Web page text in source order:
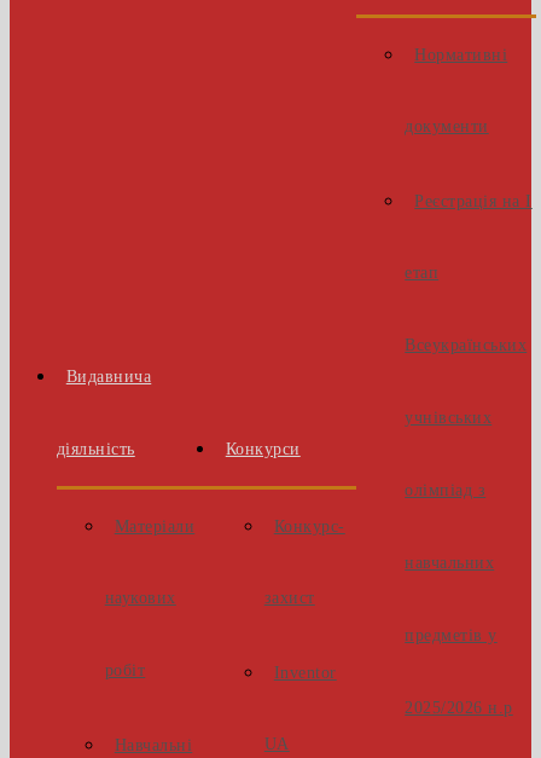
Видавнича
діяльність
Матеріали
наукових
робіт
Навчальні
Конкурси
Конкурс-
захист
Inventor
UA
Нормативні
документи
Реєстрація на І
етап
Всеукраїнських
учнівських
олімпіад з
навчальних
предметів у
2025/2026 н.р